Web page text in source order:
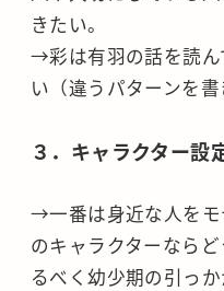
きたい。
→彩は有羽の話を読ん
い（違うパターンを書
３．キャラクター設
→一番は身近な人をモ
のキャラクターなら
るべく幼少期の引っ